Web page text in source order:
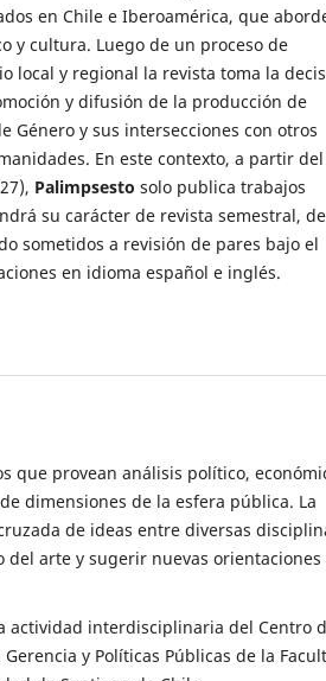
en Chile e Iberoamérica, que
y cultura. Luego de un proceso de
local y regional la revista toma la
y difusión de la producción de
Género y sus intersecciones con otros
En este contexto, a partir del
Palimpsesto solo publica trabajos
su carácter de revista semestral, de
sometidos a revisión de pares bajo el
en idioma español e inglés.
que provean análisis político,
dimensiones de la esfera pública. La
de ideas entre diversas
arte y sugerir nuevas orientaciones
actividad interdisciplinaria del Centro
y Políticas Públicas de la